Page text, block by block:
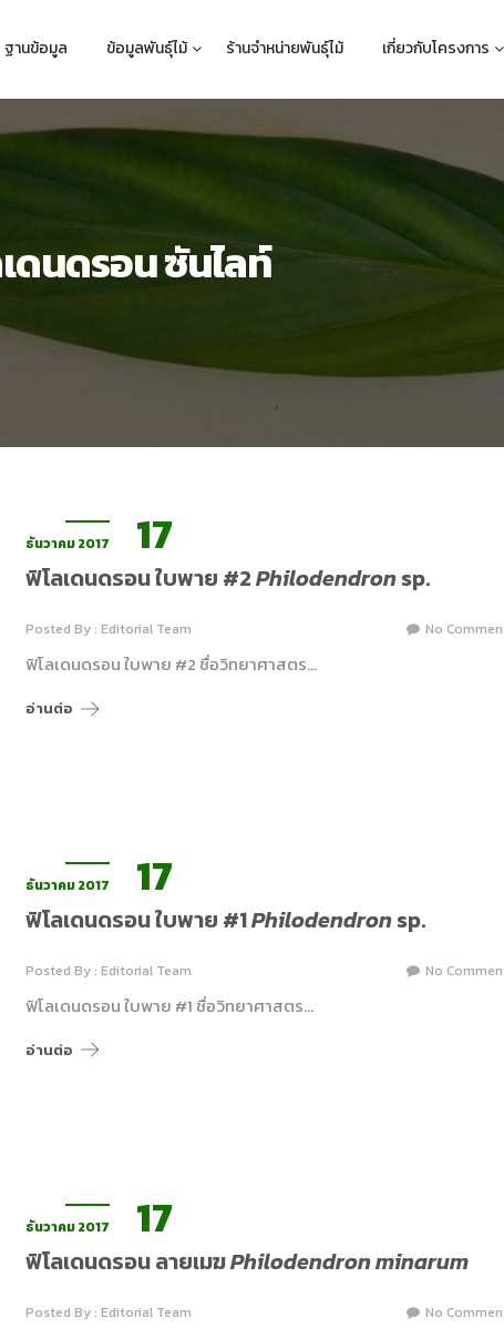
ฐานข้อมูล ข้อมูลพันธุ์ไม้ ร้านจำหน่ายพันธุ์ไม้ เกี่ยวกับโครงการ
ดนดรอน ซันไลท์
ธันวาคม 2017 17
ฟิโลเดนดรอน ใบพาย #2Philodendronsp.
Posted By : Editorial Team No
ฟิโลเดนดรอน ใบพาย #2 ชื่อวิทยาศาสตร…
อ่านต่อ
ธันวาคม 2017 17
ฟิโลเดนดรอน ใบพาย #1Philodendronsp.
Posted By : Editorial Team No
ฟิโลเดนดรอน ใบพาย #1 ชื่อวิทยาศาสตร…
อ่านต่อ
ธันวาคม 2017 17
ฟิโลเดนดรอน ลายเมฆPhilodendron minarum
Posted By : Editorial Team No